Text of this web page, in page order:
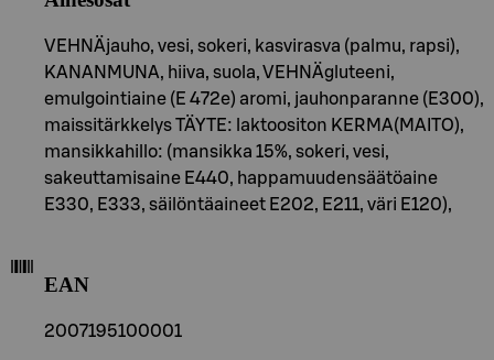
VEHNÄjauho, vesi, sokeri, kasvirasva (palmu, rapsi),
KANANMUNA, hiiva, suola, VEHNÄgluteeni,
emulgointiaine (E 472e) aromi, jauhonparanne (E300),
maissitärkkelys TÄYTE: laktoositon KERMA(MAITO),
mansikkahillo: (mansikka 15%, sokeri, vesi,
sakeuttamisaine E440, happamuudensäätöaine
E330, E333, säilöntäaineet E202, E211, väri E120),
EAN
2007195100001